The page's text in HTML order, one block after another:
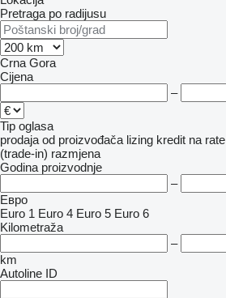
Pretraga po radijusu
Crna Gora
Cijena
–
Tip oglasa
prodaja od proizvođača lizing kredit na rate
(trade-in) razmjena
Godina proizvodnje
–
Евро
Euro 1 Euro 4 Euro 5 Euro 6
Kilometraža
–
km
Autoline ID